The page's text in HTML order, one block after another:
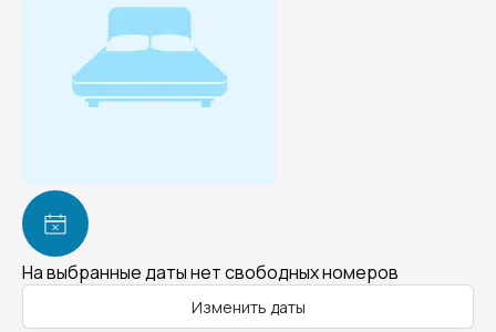
На выбранные даты нет свободных номеров
Изменить даты